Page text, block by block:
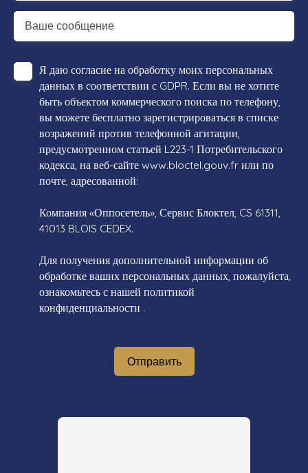
Ваше сообщение
Я даю согласие на обработку моих персональных
данных в соответствии с GDPR. Если вы не хотите
быть объектом коммерческого поиска по телефону,
вы можете бесплатно зарегистрироваться в списке
возражений против телефонной агитации,
предусмотренном статьей L223-1 Потребительского
кодекса, на веб-сайте www.bloctel.gouv.fr или по
почте, адресованной:
Компания «Оппосетель», Сервис Блоктел, CS 61311,
41013 BLOIS CEDEX.
Для получения дополнительной информации об
обработке ваших персональных данных, пожалуйста,
ознакомьтесь с нашей политикой
конфиденциальности .
Отправить